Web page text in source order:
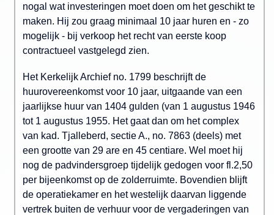
nogal wat investeringen moet doen om het geschikt te
maken. Hij zou graag minimaal 10 jaar huren en - zo
mogelijk - bij verkoop het recht van eerste koop
contractueel vastgelegd zien.
Het Kerkelijk Archief no. 1799 beschrijft de
huurovereenkomst voor 10 jaar, uitgaande van een
jaarlijkse huur van 1404 gulden (van 1 augustus 1946
tot 1 augustus 1955. Het gaat dan om het complex
van kad. Tjalleberd, sectie A., no. 7863 (deels) met
een grootte van 29 are en 45 centiare. Wel moet hij
nog de padvindersgroep tijdelijk gedogen voor fl.2,50
per bijeenkomst op de zolderruimte. Bovendien blijft
de operatiekamer en het westelijk daarvan liggende
vertrek buiten de verhuur voor de vergaderingen van